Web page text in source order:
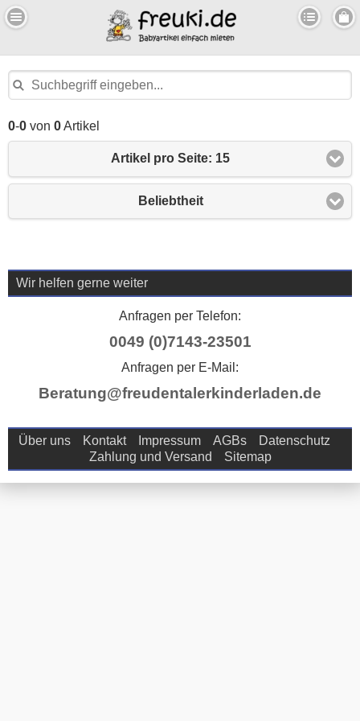
0-0 von 0Artikel
Artikel pro Seite: 15
Beliebtheit
Wir helfen gerne weiter
Anfragen per Telefon:
0049 (0)7143-23501
Anfragen per E-Mail:
Beratung@freudentalerkinderladen.de
Über uns Kontakt Impressum AGBs
Datenschutz
Zahlung und Versand
Sitemap